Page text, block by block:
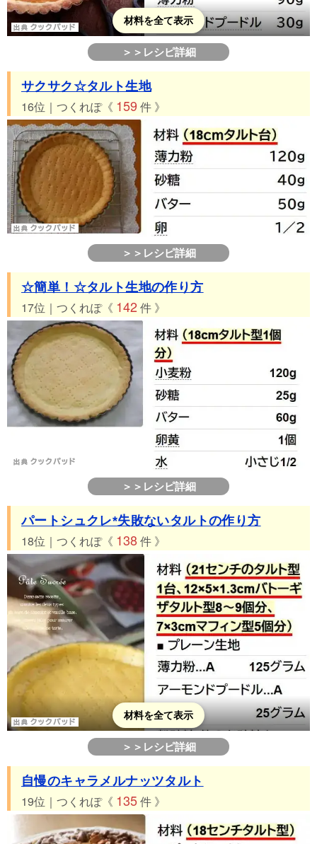
材料を全て表示
＞＞レシピ詳細
サクサク☆タルト生地
16位｜つくれぽ《 159 件 》
＞＞レシピ詳細
☆簡単！☆タルト生地の作り方
17位｜つくれぽ《 142 件 》
＞＞レシピ詳細
パートシュクレ*失敗ないタルトの作り方
18位｜つくれぽ《 138件 》
材料を全て表示
＞＞レシピ詳細
自慢のキャラメルナッツタルト
19位｜つくれぽ《 135件 》